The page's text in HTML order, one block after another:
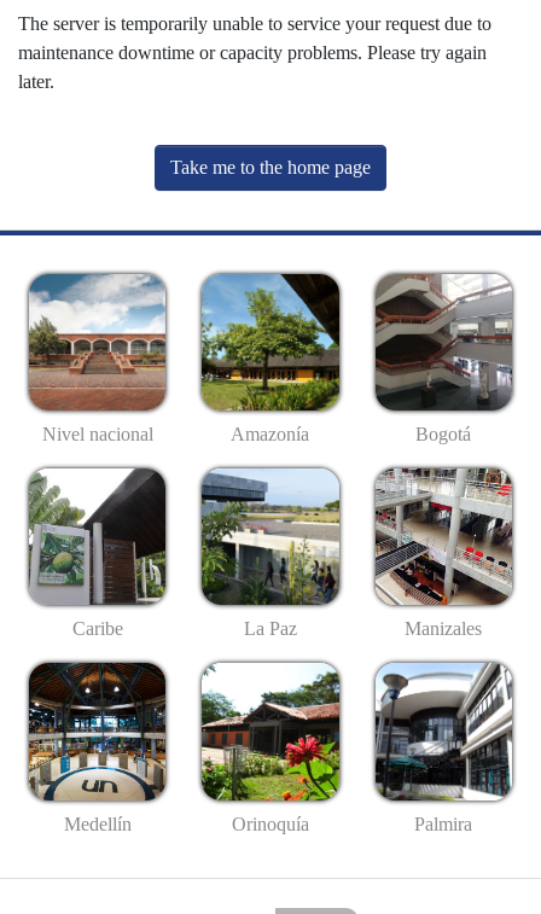
The server is temporarily unable to service your request due to
maintenance downtime or capacity problems. Please try again
later.
Take me to the home page
Nivel nacional Amazonía Bogotá
Caribe La Paz Manizales
Medellín Orinoquía Palmira